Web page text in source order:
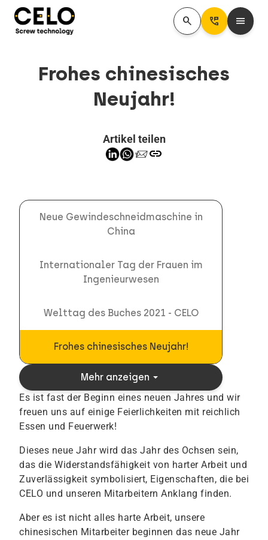
search Perm_Phone_Msg menu
Frohes chinesisches
Neujahr!
Artikel teilen
link
Neue Gewindeschneidmaschine in
China
Internationaler Tag der Frauen im
Ingenieurwesen
Welttag des Buches 2021 - CELO
Frohes chinesisches Neujahr!
Mehr anzeigen arrow_drop_down
Es ist fast der Beginn eines neuen Jahres und wir
freuen uns auf einige Feierlichkeiten mit reichlich
Essen und Feuerwerk!
Dieses neue Jahr wird das Jahr des Ochsen sein,
das die Widerstandsfähigkeit von harter Arbeit und
Zuverlässigkeit symbolisiert, Eigenschaften, die bei
CELO und unseren Mitarbeitern Anklang finden.
Aber es ist nicht alles harte Arbeit, unsere
chinesischen Mitarbeiter beginnen das neue Jahr